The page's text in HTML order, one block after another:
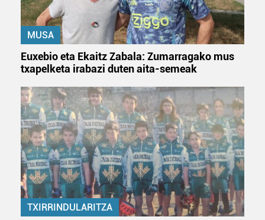
MUSA
Euxebio eta Ekaitz Zabala: Zumarragako mus
txapelketa irabazi duten aita-semeak
TXIRRINDULARITZA